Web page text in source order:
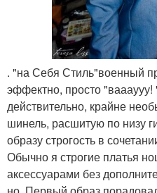
. "на Себя Стиль"военный
эффектно, просто "ваааууу!
действительно, крайне
шинель, расшитую по низу
образу строгость в
Обычно я строгие платья
аксессуарами без